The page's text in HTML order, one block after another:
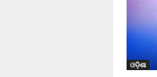
ଓଡ଼ିଶା